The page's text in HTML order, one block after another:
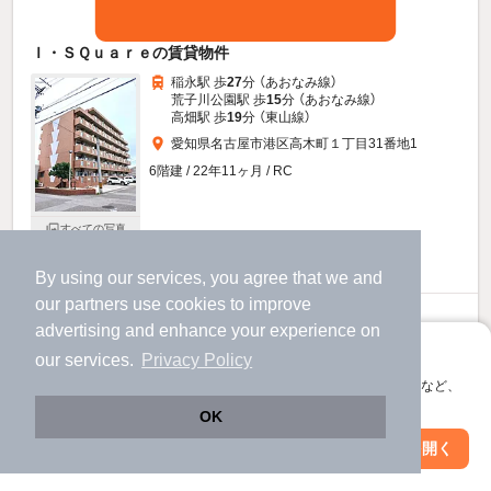
By using our services, you agree that we and
our partners use cookies to improve
advertising and enhance your experience on
our services.
Privacy Policy
OK
アプリに切り替えて、サクサクお部屋探し
会員登録なしですぐ使える。マップ検索やお気に入り保存など、
アプリを開く
Ｉ・ＳＱｕａｒｅの賃貸物件
すべての写真
稲永駅 歩27分 （あおなみ線）
荒子川公園駅 歩15分 （あおなみ線）
高畑駅 歩19分 （東山線）
愛知県名古屋市港区高木町１丁目31番地1
6階建 / 22年11ヶ月 / RC
5.9万円
（管理費3,300円）
2階 / 2LDK / 60.21㎡
絞り込み条件を変更